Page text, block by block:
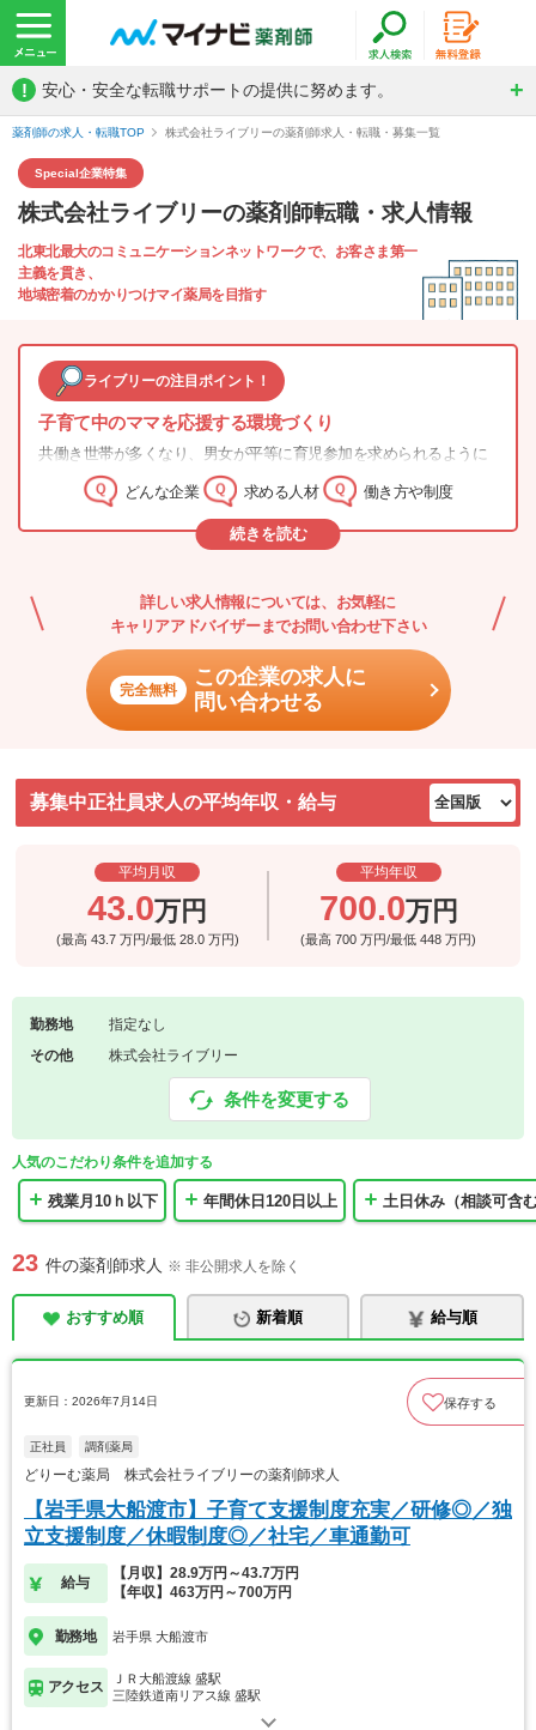
! 安心・安全な転職サポートの提供に努めます。
薬剤師の求人・転職TOP 株式会社ライブリーの薬剤師求人・転職・募集一覧
Special企業特集
株式会社ライブリーの薬剤師転職・求人情報
北東北最大のコミュニケーションネットワークで、お客さま第一
主義を貫き、
地域密着のかかりつけマイ薬局を目指す
ライブリーの注目ポイント！
子育て中のママを応援する環境づくり
共働き世帯が多くなり、男女が平等に育児参加を求められるように
なりました。 しかし、働き盛りの女性が育児のために離職してしま
うというケースはまだまだ多いのが現状です。 そこで株式会社ライ
ブリーでは、働くママを応援する取り組みを実施し、制度を充実さ
せることで女性の離職を防ぐとともに、 子育てをしながらライフス
ム勤務も歓迎しており、短時間勤務にも柔軟な雇用システムで万全
なフォロー体制を敷いています。
地域医療の担い手に男女の差はなく、お互いを支えあえる職場環境
づくりを目指しています。
どんな企業 求める人材 働き方や制度
続きを読む
詳しい求人情報については、お気軽に
キャリアアドバイザーまでお問い合わせ下さい
完全無料
この企業の求人に
問い合わせる
募集中正社員求人の平均年収・給与
平均月収
43.0万円
(最高 43.7 万円/最低 28.0 万円)
平均年収
700.0万円
(最高700万円/最低448万円)
勤務地
指定なし
その他
株式会社ライブリー
条件を変更する
人気のこだわり条件を追加する
残業月10ｈ以下 年間休日120日以上 土日休み（相談可含
23 件の薬剤師求人 ※ 非公開求人を除く
おすすめ順 新着順 給与順
更新日：2026年7月14日 保存する
正社員 調剤薬局
どりーむ薬局 株式会社ライブリーの薬剤師求人
【岩手県大船渡市】子育て支援制度充実／研修◎／独
立支援制度／休暇制度◎／社宅／車通勤可
給与
【月収】28.9万円～43.7万円
【年収】463万円～700万円
勤務地 岩手県 大船渡市
アクセス
ＪＲ大船渡線 盛駅
三陸鉄道南リアス線 盛駅